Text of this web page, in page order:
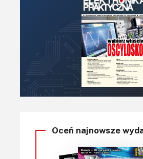
Oceń najnowsze